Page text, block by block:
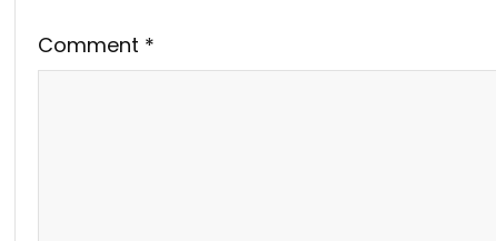
Comment *